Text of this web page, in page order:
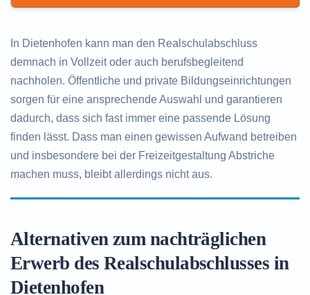
In Dietenhofen kann man den Realschulabschluss
demnach in Vollzeit oder auch berufsbegleitend
nachholen. Öffentliche und private Bildungseinrichtungen
sorgen für eine ansprechende Auswahl und garantieren
dadurch, dass sich fast immer eine passende Lösung
finden lässt. Dass man einen gewissen Aufwand betreiben
und insbesondere bei der Freizeitgestaltung Abstriche
machen muss, bleibt allerdings nicht aus.
Alternativen zum nachträglichen
Erwerb des Realschulabschlusses in
Dietenhofen